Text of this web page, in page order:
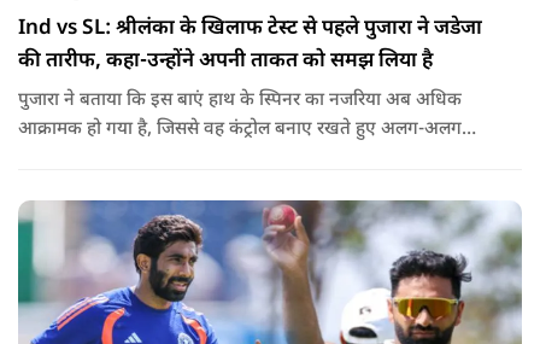
Ind vs SL: श्रीलंका के खिलाफ टेस्ट से पहले पुजारा ने जडेजा
की तारीफ, कहा-उन्होंने अपनी ताकत को समझ लिया है
पुजारा ने बताया कि इस बाएं हाथ के स्पिनर का नजरिया अब अधिक
आक्रामक हो गया है, जिससे वह कंट्रोल बनाए रखते हुए अलग-अलग